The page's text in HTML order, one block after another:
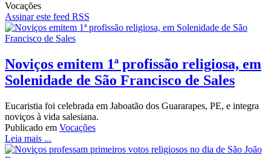
Vocações
Assinar este feed RSS
Noviços emitem 1ª profissão religiosa, em
Solenidade de São Francisco de Sales
Eucaristia foi celebrada em Jaboatão dos Guararapes, PE, e integra
noviços à vida salesiana.
Publicado em Vocações
Leia mais ...